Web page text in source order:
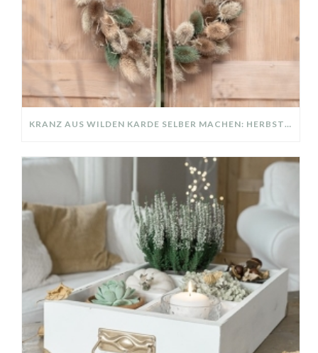
KRANZ AUS WILDEN KARDE SELBER MACHEN: HERBSTDEKO GANZ EINFACH